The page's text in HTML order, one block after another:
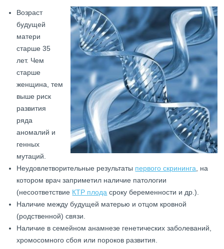
Возраст
будущей
матери
старше 35
лет. Чем
старше
женщина, тем
выше риск
развития
ряда
аномалий и
генных
мутаций.
Неудовлетворительные результаты первого скрининга , на
котором врач заприметил наличие патологии
(несоответствие КТР плода сроку беременности и др.).
Наличие между будущей матерью и отцом кровной
(родственной) связи.
Наличие в семейном анамнезе генетических заболеваний,
хромосомного сбоя или пороков развития.